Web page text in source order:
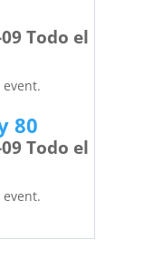
Todo el
80
Todo el